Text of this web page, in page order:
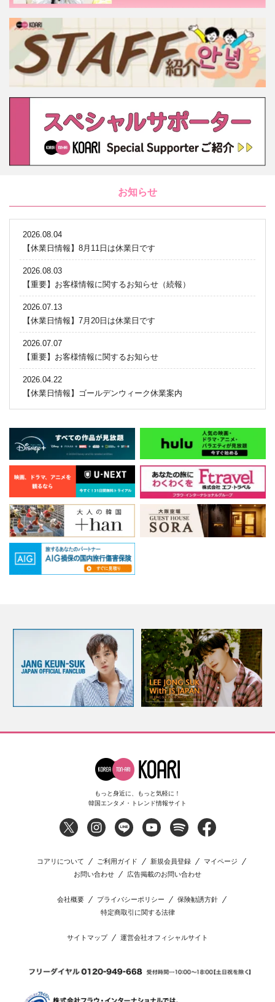
お知らせ
2026.08.04
【休業日情報】8月11日は休業日です
2026.08.03
【重要】お客様情報に関するお知らせ（続報）
2026.07.13
【休業日情報】7月20日は休業日です
2026.07.07
【重要】お客様情報に関するお知らせ
2026.04.22
【休業日情報】ゴールデンウィーク休業案内
もっと身近に、もっと気軽に！
韓国エンタメ・トレンド情報サイト
コアリについて ご利用ガイド 新規会員登録
マイページ
お問い合わせ
広告掲載のお問い合わせ
会社概要 プライバシーポリシー
保険勧誘方針
特定商取引に関する法律
サイトマップ 運営会社オフィシャルサイト